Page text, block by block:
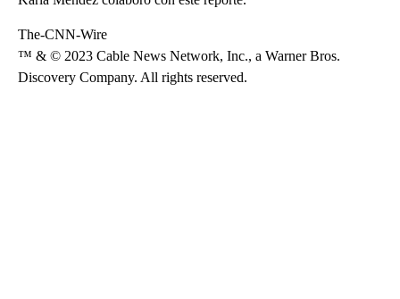
The-CNN-Wire
™ & © 2023 Cable News Network, Inc., a Warner Bros.
Discovery Company. All rights reserved.